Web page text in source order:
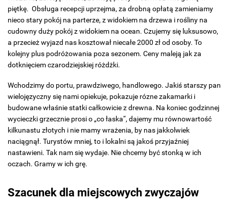
piętkę. Obsługa recepcji uprzejma, za drobną opłatą zamieniamy
nieco stary pokój na parterze, z widokiem na drzewa i rośliny na
cudowny duży pokój z widokiem na ocean. Czujemy się luksusowo,
a przecież wyjazd nas kosztował niecałe 2000 zł od osoby. To
kolejny plus podróżowania poza sezonem. Ceny maleją jak za
dotknięciem czarodziejskiej różdżki.
Wchodzimy do portu, prawdziwego, handlowego. Jakiś starszy pan
wielojęzyczny się nami opiekuje, pokazuje rózne zakamarki i
budowane właśnie statki całkowicie z drewna. Na koniec godzinnej
wycieczki grzecznie prosi o „co łaska“, dajemy mu równowartość
kilkunastu złotych i nie mamy wrażenia, by nas jakkolwiek
naciągnął. Turystów mniej, to i lokalni są jakoś przyjaźniej
nastawieni. Tak nam się wydaje. Nie chcemy być stonką w ich
oczach. Gramy w ich grę.
Szacunek dla miejscowych zwyczajów